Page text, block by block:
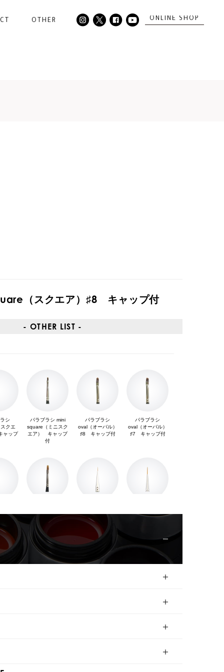
ONLINE SHOP
OTHER
（スクエア）♯8 キャップ付
- OTHER LIST -
シ
クエ
ャップ
パラブラシ mini
square（ミニスク
エア） キャップ
付
パラブラシ
oval（オーバル）
♯8 キャップ付
パラブラシ
oval（オーバル）
♯7 キャップ付
レン
ャップ
Comb（コーム）
キャップ付
Short＞
Medium＞